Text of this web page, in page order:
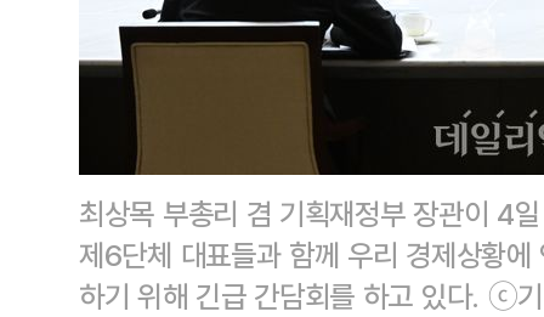
최상목 부총리 겸 기획재정부 장관이 4
제6단체 대표들과 함께 우리 경제상황
하기 위해 긴급 간담회를 하고 있다. ⓒ